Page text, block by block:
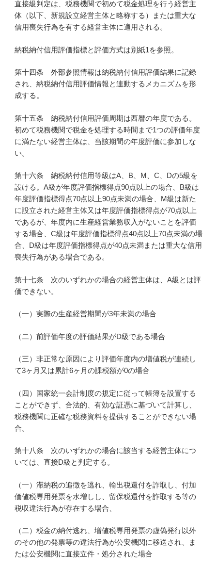
直接級判定は、税務機関で初めて税金処理を行う経営主
体（以下、新規設立経営主体と略称する）または重大な
信用喪失行為を有する経営主体に適用される。
納税納付信用評価指標と評価方式は別紙1を参照。
第十四条 外部参照情報は納税納付信用評価結果に記録
され、納税納付信用評価情報と連動するメカニズムを形
成する。
第十五条 納税納付信用評価周期は西暦の年度である。
初めて税務機関で税金を処理する時間まで1つの評価年度
に満たない経営主体は、当該期間の年度評価に参加しな
い。
第十六条 納税納付信用等級はA、B、M、C、Dの5級を
設ける。A級が年度評価指標得点90点以上の場合、B級は
年度評価指標得点70点以上90点未満の場合、M級は新た
に設立された経営主体又は年度評価指標得点が70点以上
であるが、年度内に生産経営業務収入がないことを評価
する場合、C級は年度評価指標得点40点以上70点未満の場
合、D級は年度評価指標得点が40点未満または重大な信用
喪失行為がある場合である。
第十七条 次のいずれかの場合の経営主体は、A級とは評
価できない。
（一）実際の生産経営期間が3年未満の場合
（二）前評価年度の評価結果がD級である場合
（三）非正常な原因により評価年度内の増値税が連続し
て3ヶ月又は累計6ヶ月の課税額が0の場合
（四）国家統一会計制度の規定に従って帳簿を設置する
ことができず、合法的、有効な証憑に基づいて計算し、
税務機関に正確な税務資料を提供することができない場
合。
第十八条 次のいずれかの場合に該当する経営主体につ
いては、直接D級と判定する。
（一）滞納税の追徴を逃れ、輸出税還付を詐取し、付加
価値税専用発票を水増しし、留保税還付を詐取する等の
税収違法行為が存在する場合、
（二）税金の納付逃れ、増値税専用発票の虚偽発行以外
のその他の発票等の違法行為が公安機関に移送され、ま
たは公安機関に直接立件・処分された場合